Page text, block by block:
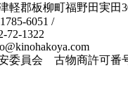
軽郡板柳町福野田実田
6051 /
72-1322
委員会 古物商許可番